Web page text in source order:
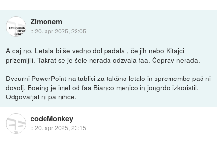
Zimonem
::20. apr 2025, 23:05
A daj no. Letala bi še vedno dol padala , če jih nebo Kitajci
prizemljili. Takrat se je šele nerada odzvala faa. Čeprav nerada.
Dveurni PowerPoint na tablici za takšno letalo in spremembe pač ni
dovolj. Boeing je imel od faa Bianco menico in jongrdo izkoristil.
Odgovarjal ni pa nihče.
codeMonkey
::20. apr 2025, 23:15